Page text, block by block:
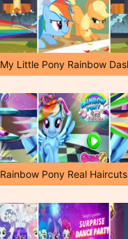
Rainbow Pony Real Haircuts